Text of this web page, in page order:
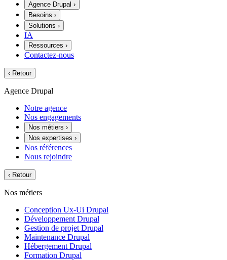
Agence Drupal ›
Besoins ›
Solutions ›
IA
Ressources ›
Contactez-nous
‹ Retour
Agence Drupal
Notre agence
Nos engagements
Nos métiers ›
Nos expertises ›
Nos références
Nous rejoindre
‹ Retour
Nos métiers
Conception Ux-Ui Drupal
Développement Drupal
Gestion de projet Drupal
Maintenance Drupal
Hébergement Drupal
Formation Drupal